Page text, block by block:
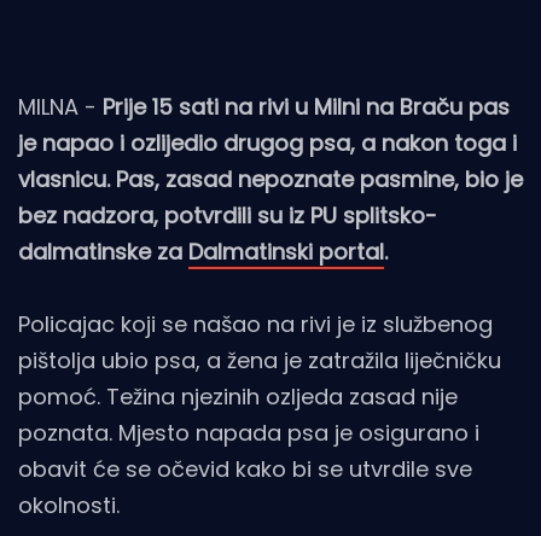
MILNA - Prije 15 sati na rivi u Milni na Braču pas
je napao i ozlijedio drugog psa, a nakon toga i
vlasnicu. Pas, zasad nepoznate pasmine, bio je
bez nadzora, potvrdili su iz PU splitsko-
dalmatinske za Dalmatinski portal.
Policajac koji se našao na rivi je iz službenog
pištolja ubio psa, a žena je zatražila liječničku
pomoć. Težina njezinih ozljeda zasad nije
poznata. Mjesto napada psa je osigurano i
obavit će se očevid kako bi se utvrdile sve
okolnosti.